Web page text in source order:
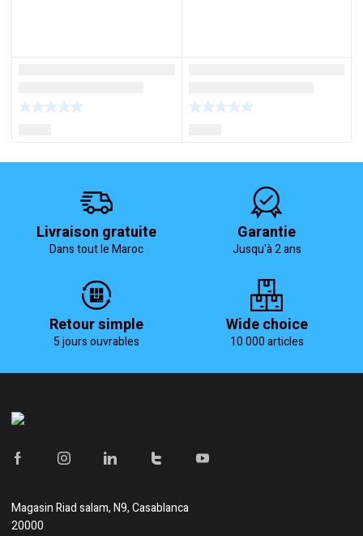
Livraison gratuite
Dans tout le Maroc
Garantie
Jusqu'à 2 ans
Retour simple
5 jours ouvrables
Wide choice
10 000 articles
MagasinRiad salam, N9, Casablanca
20000